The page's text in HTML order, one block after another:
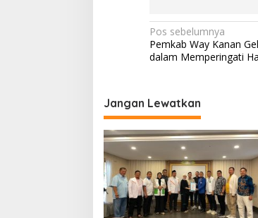
N
a
i
g
a
s
i
p
o
Pos sebelumnya
Pemkab Way Kanan
dalam Memperingati
Jangan Lewatkan